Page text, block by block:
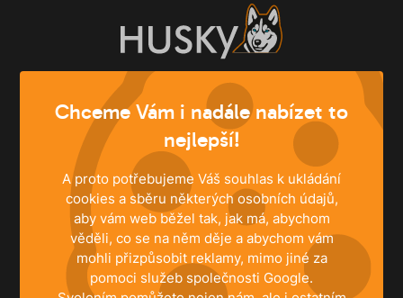
ŘEŠENÍ
Rodinné domy
Byty
Komerční prostory
INFORMACE
Centrální vysavače
Chceme Vám i nadále nabízet to
nejlepší!
A proto potřebujeme Váš souhlas k ukládání
cookies a sběru některých osobních údajů,
aby vám web běžel tak, jak má, abychom
věděli, co se na něm děje a abychom vám
mohli přizpůsobit reklamy, mimo jiné za
pomoci služeb společnosti Google.